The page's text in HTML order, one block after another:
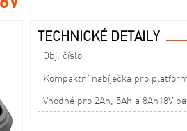
TECHNICKÉ DETAILY
Obj. číslo
Kompaktní nabíječka pro
Vhodné pro 2Ah, 5Ah a 8Ah18V